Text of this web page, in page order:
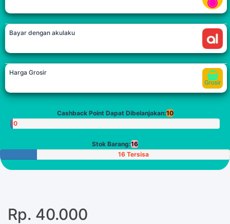
Bayar dengan akulaku
Harga Grosir
Cashback Point Dapat Dibelanjakan:10
10
Stok Barang:16
16 Tersisa
Rp. 40.000